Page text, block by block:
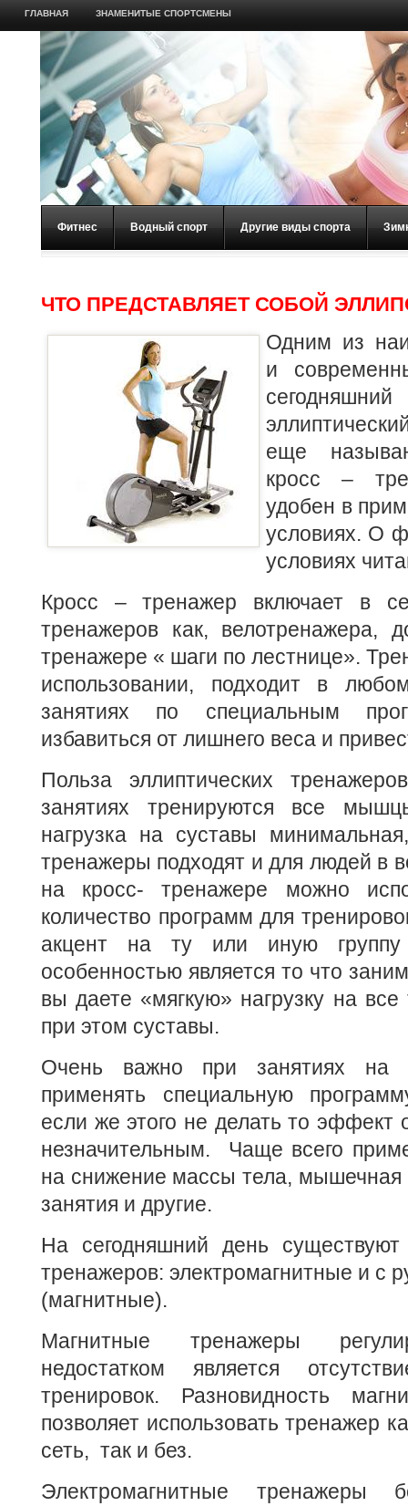
ГЛАВНАЯ ЗНАМЕНИТЫЕ СПОРТСМЕНЫ
Фитнес Водный спорт Другие виды спорта
ЧТО ПРЕДСТАВЛЯЕТ СОБОЙ
Одним из
и
еще
кросс –
удобен в
условиях. О
условиях
Кросс – тренажер включает в
тренажеров как, велотренажера,
тренажере « шаги по лестнице».
использовании, подходит в
занятиях по специальным
избавиться от лишнего веса и
Польза эллиптических
занятиях тренируются все
нагрузка на суставы
тренажеры подходят и для людей в
на кросс- тренажере можно
количество программ для
акцент на ту или иную
особенностью является то что
вы даете «мягкую» нагрузку на
при этом суставы.
Очень важно при занятиях на
применять специальную
если же этого не делать то эффект
незначительным. Чаще всего
на снижение массы тела, мышечная
занятия и другие.
На сегодняшний день
тренажеров: электромагнитные и с
(магнитные).
Магнитные тренажеры
недостатком является
тренировок. Разновидность
позволяет использовать тренажер
сеть, так и без.
Электромагнитные тренажеры